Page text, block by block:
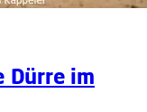
Dürre im